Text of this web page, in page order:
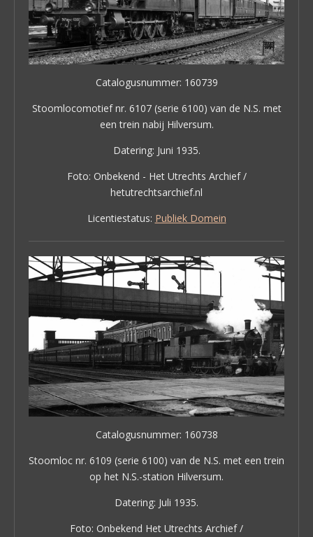
Catalogusnummer: 160739
Stoomlocomotief nr. 6107 (serie 6100) van de N.S. met
een trein nabij Hilversum.
Datering: Juni 1935.
Foto: Onbekend - Het Utrechts Archief /
hetutrechtsarchief.nl
Licentiestatus: Publiek Domein
Catalogusnummer: 160738
Stoomloc nr. 6109 (serie 6100) van de N.S. met een trein
op het N.S.-station Hilversum.
Datering: Juli 1935.
Foto: Onbekend Het Utrechts Archief /